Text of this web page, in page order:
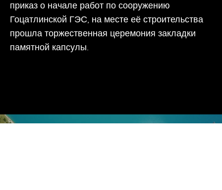
приказ о начале работ по сооружению
Гоцатлинской ГЭС, на месте её строительства
прошла торжественная церемония закладки
памятной капсулы.